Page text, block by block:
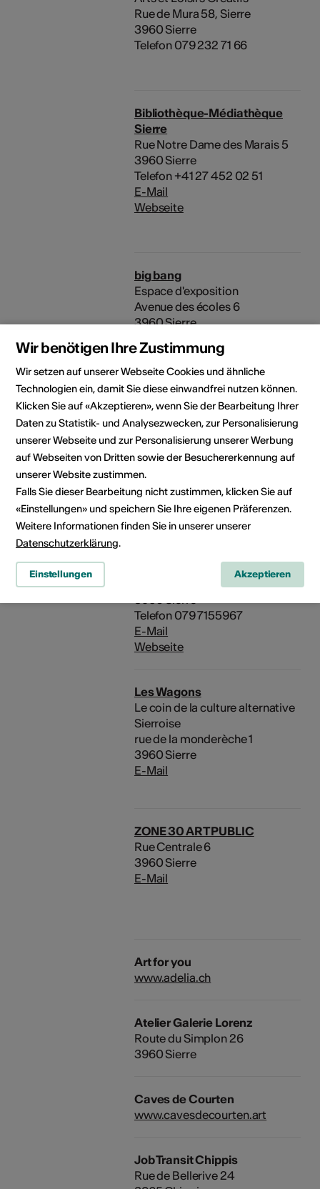
Rue de Mura 58, Sierre
3960 Sierre
Telefon 079 232 71 66
Bibliothèque-Médiathèque
Sierre
Rue Notre Dame des Marais 5
3960 Sierre
Telefon +41 27 452 02 51
E-Mail
Webseite
big bang
Espace d'exposition
Avenue des écoles 6
3960 Sierre
Webseite
Galerie Les Belles Intentions
Route de Sion 10
3960 Sierre
E-Mail
Rue de l'île Falcon 27
Telefon 079 7155967
E-Mail
Webseite
Les Wagons
Le coin de la culture alternative
Sierroise
rue de la monderèche 1
3960 Sierre
E-Mail
ZONE 30 ART PUBLIC
Rue Centrale 6
3960 Sierre
E-Mail
Art for you
www.adelia.ch
Atelier Galerie Lorenz
Route du Simplon 26
3960 Sierre
Caves de Courten
www.cavesdecourten.art
Job Transit Chippis
Rue de Bellerive 24
Wir benötigen Ihre Zustimmung
Wir setzen auf unserer Webseite Cookies und ähnliche
Technologien ein, damit Sie diese einwandfrei nutzen können.
Klicken Sie auf «Akzeptieren», wenn Sie der Bearbeitung Ihrer
Daten zu Statistik- und Analysezwecken, zur Personalisierung
unserer Webseite und zur Personalisierung unserer Werbung
auf Webseiten von Dritten sowie der Besuchererkennung auf
unserer Website zustimmen.
Falls Sie dieser Bearbeitung nicht zustimmen, klicken Sie auf
«Einstellungen» und speichern Sie Ihre eigenen Präferenzen.
Weitere Informationen finden Sie in unserer unserer
Datenschutzerklärung.
Einstellungen Akzeptieren